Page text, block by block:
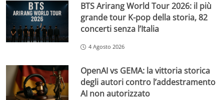
BTS Arirang World Tour 2026: il più
grande tour K-pop della storia, 82
concerti senza l’Italia
4 Agosto 2026
OpenAI vs GEMA: la vittoria storica
degli autori contro l’addestramento
AI non autorizzato